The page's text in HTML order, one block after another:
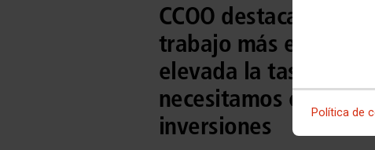
Política de
CCOO destaca la
trabajo más en el
elevada la tasa del
necesitamos crear
inversiones